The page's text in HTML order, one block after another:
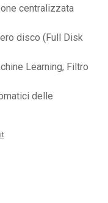
centralizzata
disco (Full Disk
Learning, Filtro
delle